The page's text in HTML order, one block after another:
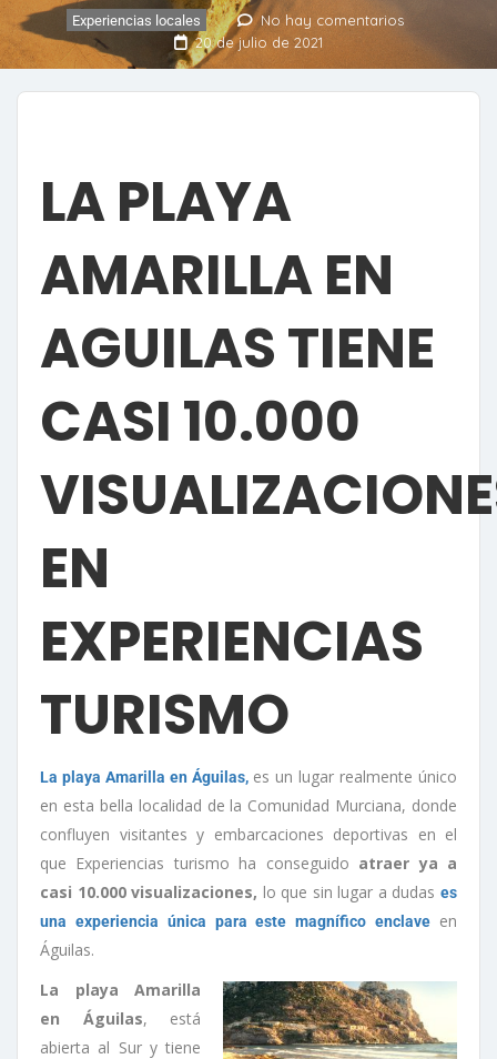
Experiencias locales
No hay comentarios
20 de julio de 2021
LA PLAYA
AMARILLA EN
AGUILAS TIENE
CASI 10.000
EN
EXPERIENCIAS
TURISMO
La playa Amarilla en Águilas,es un lugar realmente único
en esta bella localidad de la Comunidad Murciana, donde
confluyen visitantes y embarcaciones deportivas en el
que Experiencias turismo ha conseguido atraer ya a
casi 10.000 visualizaciones, lo que sin lugar a dudases
una experiencia única para este magnífico enclave en
Águilas.
La playa Amarilla
en Águilas, está
abierta al Sur y tiene